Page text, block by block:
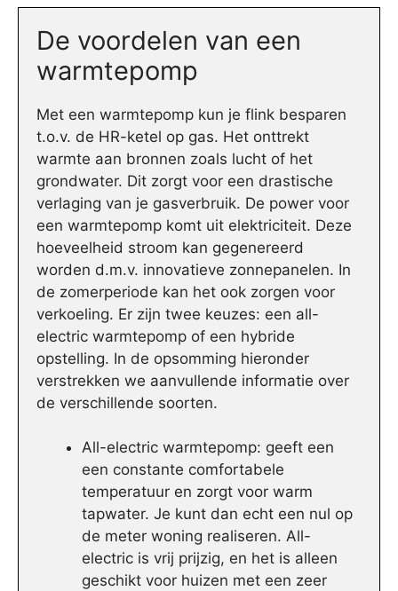
De voordelen van een
warmtepomp
Met een warmtepomp kun je flink besparen
t.o.v. de HR-ketel op gas. Het onttrekt
warmte aan bronnen zoals lucht of het
grondwater. Dit zorgt voor een drastische
verlaging van je gasverbruik. De power voor
een warmtepomp komt uit elektriciteit. Deze
hoeveelheid stroom kan gegenereerd
worden d.m.v. innovatieve zonnepanelen. In
de zomerperiode kan het ook zorgen voor
verkoeling. Er zijn twee keuzes: een all-
electric warmtepomp of een hybride
opstelling. In de opsomming hieronder
verstrekken we aanvullende informatie over
de verschillende soorten.
All-electric warmtepomp: geeft een
een constante comfortabele
temperatuur en zorgt voor warm
tapwater. Je kunt dan echt een nul op
de meter woning realiseren. All-
electric is vrij prijzig, en het is alleen
geschikt voor huizen met een zeer